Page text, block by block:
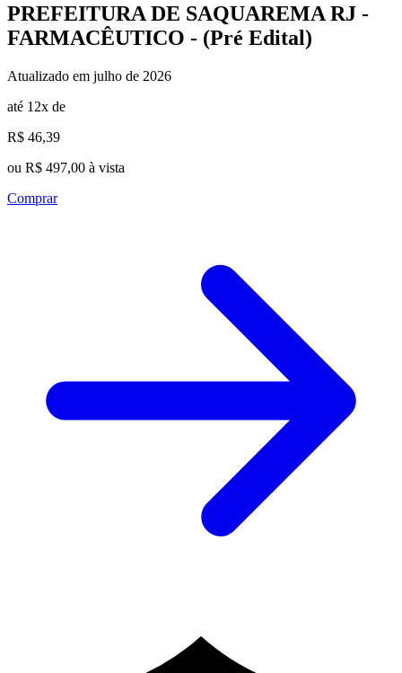
PREFEITURA DE SAQUAREMA RJ -
FARMACÊUTICO - (Pré Edital)
Atualizado em julho de 2026
até 12x de
R$ 46,39
ou R$ 497,00 à vista
Comprar